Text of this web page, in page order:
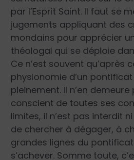
par l’Esprit Saint. Il faut se
jugements appliquant des
mondains pour apprécier
théologal qui se déploie
Ce n’est souvent qu’après
physionomie d’un
pleinement. Il n’en
conscient de toutes ses
limites, il n’est pas interdit
de chercher à dégager, à
grandes lignes du
s’achever. Somme toute,